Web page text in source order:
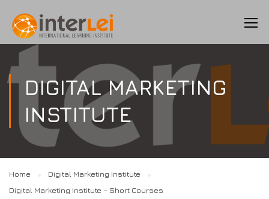
DIGITAL MARKETING
INSTITUTE
Home
Digital Marketing Institute
Digital Marketing Institute – Short Courses